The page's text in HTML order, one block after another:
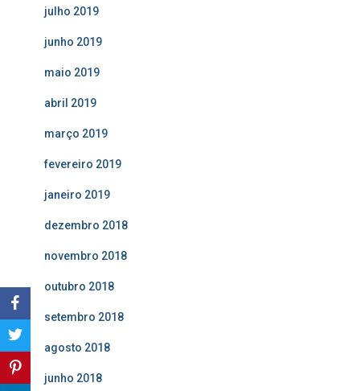
julho 2019
junho 2019
maio 2019
abril 2019
março 2019
fevereiro 2019
janeiro 2019
dezembro 2018
novembro 2018
outubro 2018
setembro 2018
agosto 2018
junho 2018